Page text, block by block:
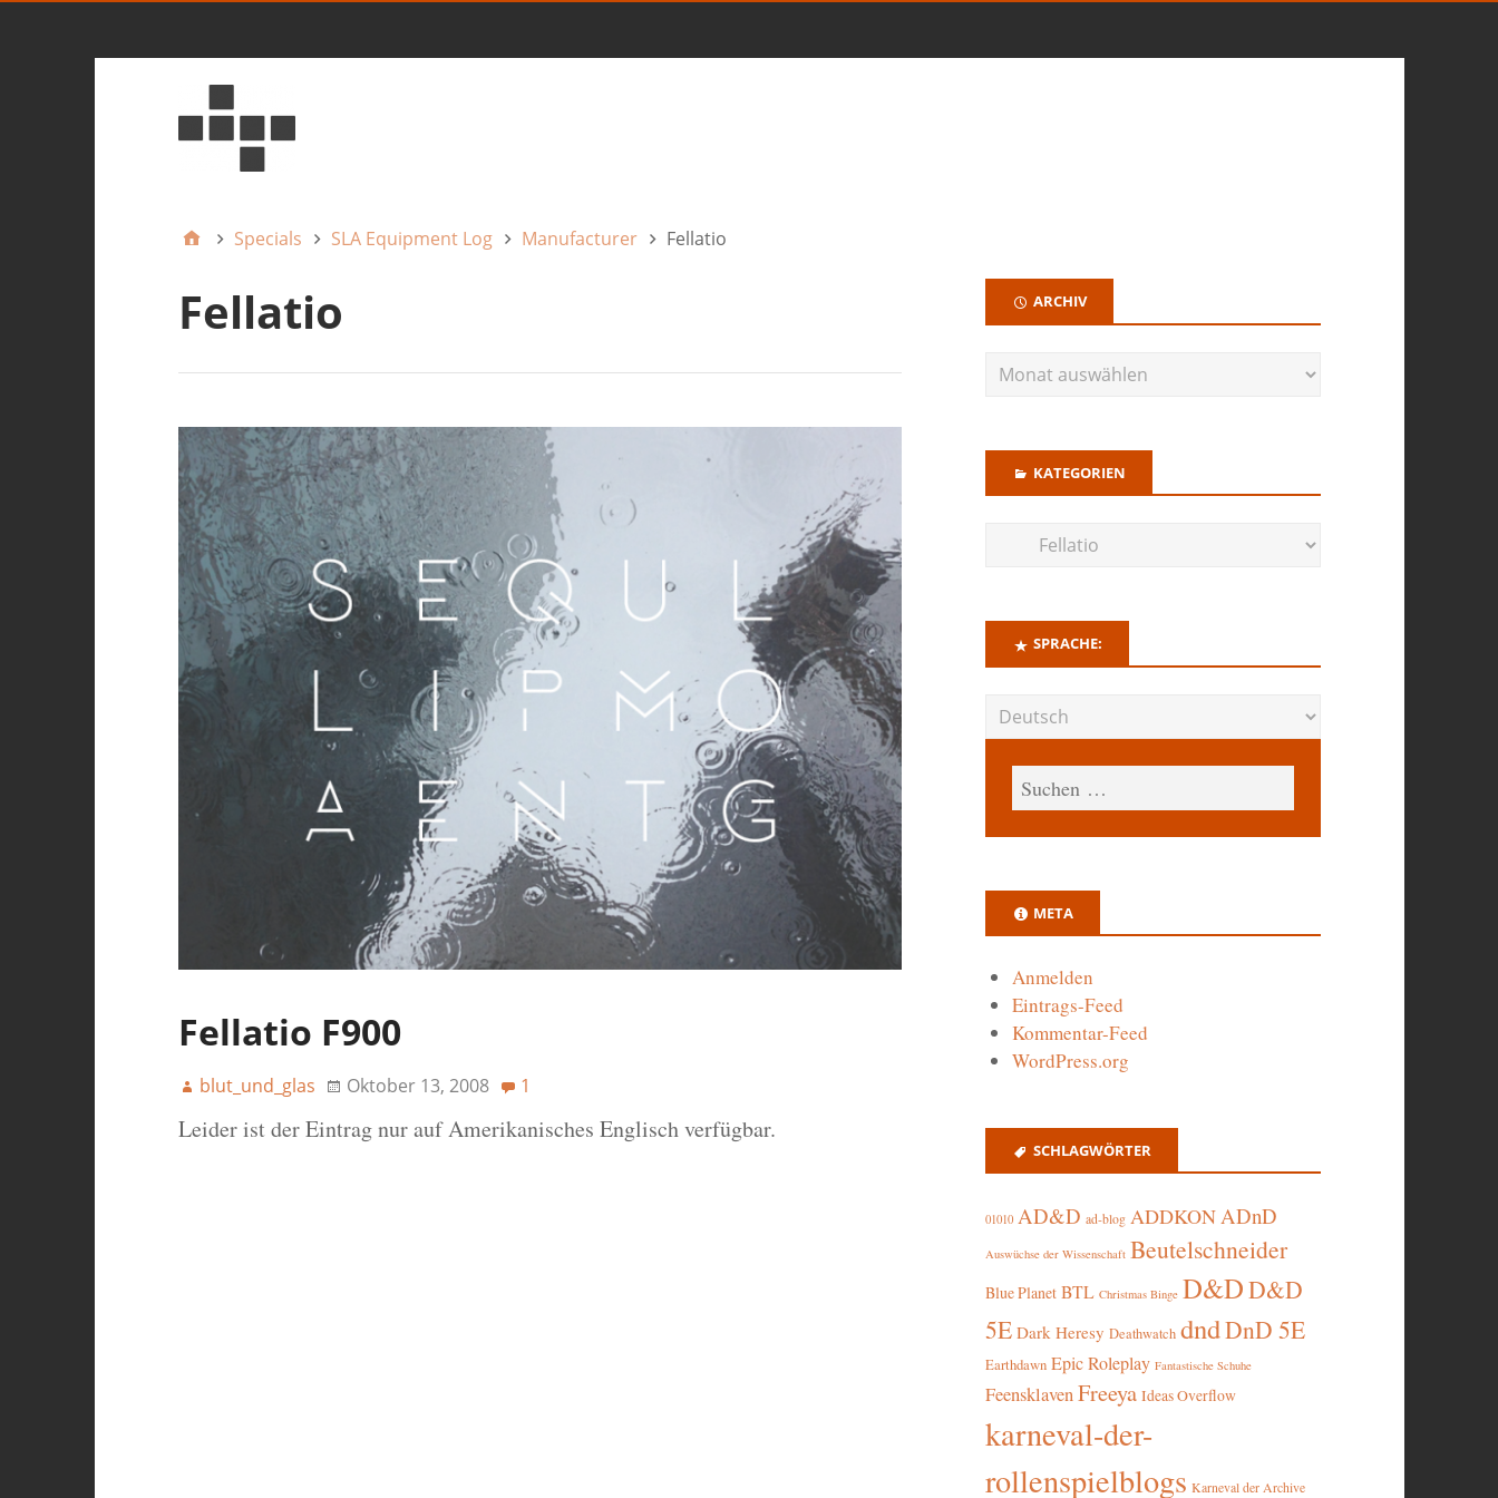
Specials SLA Equipment Log Manufacturer Fellatio
Fellatio
Fellatio F900
blut_und_glas Oktober 13, 2008 1
Leider ist der Eintrag nur auf Amerikanisches Englisch verfügbar.
ARCHIV
KATEGORIEN
SPRACHE:
META
Anmelden
Eintrags-Feed
Kommentar-Feed
WordPress.org
SCHLAGWÖRTER
01010 AD&D ad-blog ADDKONADnD
Auswüchse der Wissenschaft Beutelschneider
Blue Planet BTL Christmas Binge D&DD&D
5E Dark Heresy Deathwatch dndDnD 5E
Earthdawn Epic Roleplay Fantastische Schuhe
Feensklaven Freeya Ideas Overflow
karneval-der-
rollenspielblogs Karneval der Archive